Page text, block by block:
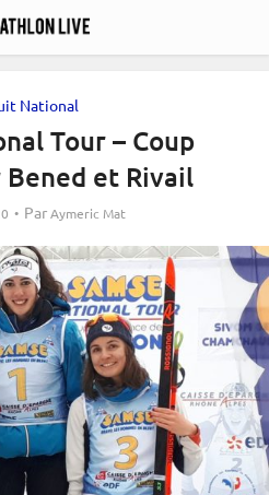
National
Tour – Coup
et Rivail
ParAymeric Mat